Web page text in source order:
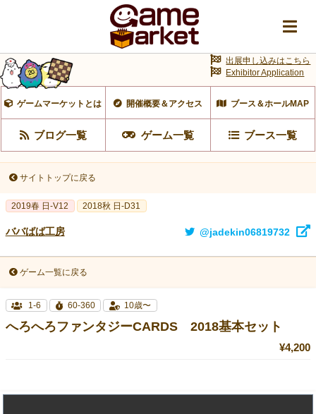
ゲームマーケットとは 開催概要＆アクセス ブース＆ホールMAP
ブログ一覧 ゲーム一覧 ブース一覧
出展申し込みはこちら
Exhibitor Application
サイトトップに戻る
2019春 日-V12 2018秋 日-D31
ババばば工房 @jadekin06819732
ゲーム一覧に戻る
1-6 60-360 10歳〜
へろへろファンタジーCARDS 2018基本セット
¥4,200